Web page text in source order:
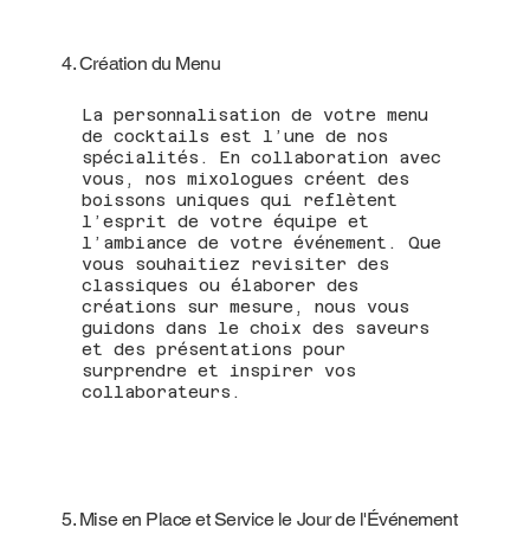
4. Création du Menu
La personnalisation de votre menu
de cocktails est l’une de nos
spécialités. En collaboration avec
vous, nos mixologues créent des
boissons uniques qui reflètent
l’esprit de votre équipe et
l’ambiance de votre événement. Que
vous souhaitiez revisiter des
classiques ou élaborer des
créations sur mesure, nous vous
guidons dans le choix des saveurs
et des présentations pour
surprendre et inspirer vos
collaborateurs.
5. Mise en Place et Service le Jour de l'Événement